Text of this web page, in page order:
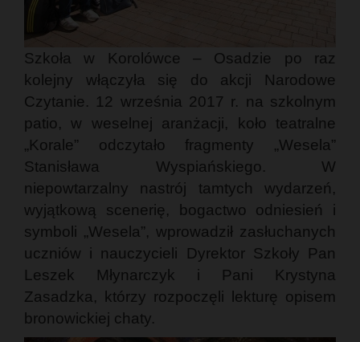
Szkoła w Korolówce – Osadzie po raz
kolejny włączyła się do akcji Narodowe
Czytanie. 12 września 2017 r. na szkolnym
patio, w weselnej aranżacji, koło teatralne
„Korale” odczytało fragmenty „Wesela”
Stanisława Wyspiańskiego. W
niepowtarzalny nastrój tamtych wydarzeń,
wyjątkową scenerię, bogactwo odniesień i
symboli „Wesela”, wprowadził zasłuchanych
uczniów i nauczycieli Dyrektor Szkoły Pan
Leszek Młynarczyk i Pani Krystyna
Zasadzka, którzy rozpoczęli lekturę opisem
bronowickiej chaty.